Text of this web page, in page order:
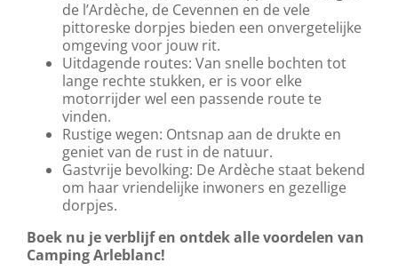
de l’Ardèche, de Cevennen en de vele
pittoreske dorpjes bieden een onvergetelijke
omgeving voor jouw rit.
Uitdagende routes: Van snelle bochten tot
lange rechte stukken, er is voor elke
motorrijder wel een passende route te
vinden.
Rustige wegen: Ontsnap aan de drukte en
geniet van de rust in de natuur.
Gastvrije bevolking: De Ardèche staat bekend
om haar vriendelijke inwoners en gezellige
dorpjes.
Boek nu je verblijf en ontdek alle voordelen van
Camping Arleblanc!